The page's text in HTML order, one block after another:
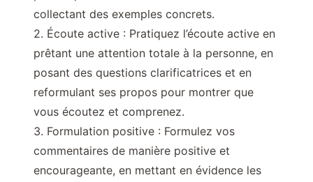
collectant des exemples concrets.
2. Écoute active : Pratiquez l’écoute active en
prêtant une attention totale à la personne, en
posant des questions clarificatrices et en
reformulant ses propos pour montrer que
vous écoutez et comprenez.
3. Formulation positive : Formulez vos
commentaires de manière positive et
encourageante, en mettant en évidence les